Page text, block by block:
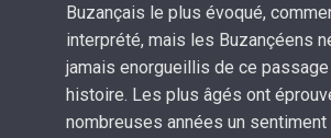
Buzançais le plus évoqué,
interprété, mais les Buzançéens
jamais enorgueillis de ce
histoire. Les plus âgés ont
nombreuses années un sentiment